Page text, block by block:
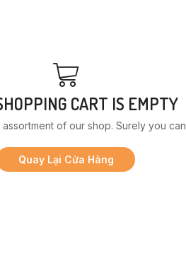
CART IS EMPTY
of our shop. Surely you
Quay Lại Cửa Hàng